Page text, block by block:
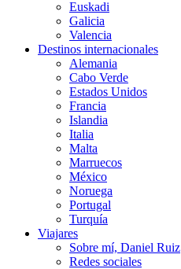
Euskadi
Galicia
Valencia
Destinos internacionales
Alemania
Cabo Verde
Estados Unidos
Francia
Islandia
Italia
Malta
Marruecos
México
Noruega
Portugal
Turquía
Viajares
Sobre mí, Daniel Ruiz
Redes sociales